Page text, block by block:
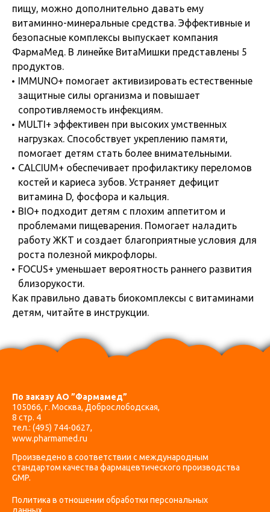
пищу, можно дополнительно давать ему
витаминно-минеральные средства. Эффективные и
безопасные комплексы выпускает компания
ФармаМед. В линейке ВитаМишки представлены 5
продуктов.
IMMUNO+ помогает активизировать естественные
защитные силы организма и повышает
сопротивляемость инфекциям.
MULTI+ эффективен при высоких умственных
нагрузках. Способствует укреплению памяти,
помогает детям стать более внимательными.
CALCIUM+ обеспечивает профилактику переломов
костей и кариеса зубов. Устраняет дефицит
витамина D, фосфора и кальция.
BIO+ подходит детям с плохим аппетитом и
проблемами пищеварения. Помогает наладить
работу ЖКТ и создает благоприятные условия для
роста полезной микрофлоры.
FOCUS+ уменьшает вероятность раннего развития
близорукости.
Как правильно давать биокомплексы с витаминами
детям, читайте в инструкции.
По заказу АО ”Фармамед”
105066, г. Москва, Доброслободская,
8 стр. 4
тел.: (495) 744-0627,
www.pharmamed.ru
Произведено в соответствии с международным
стандартом качества фармацевтического производства
GMP.
Политика в отношении обработки персональных
данных